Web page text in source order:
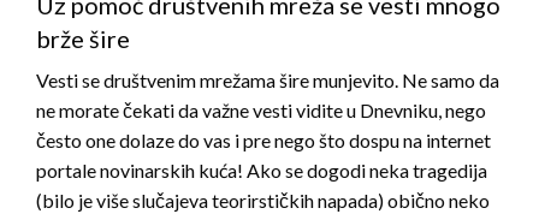
brže šire
Vesti se društvenim mrežama šire munjevito. Ne samo da
ne morate čekati da važne vesti vidite u Dnevniku, nego
često one dolaze do vas i pre nego što dospu na internet
portale novinarskih kuća! Ako se dogodi neka tragedija
(bilo je više slučajeva teorirstičkih napada) obično neko